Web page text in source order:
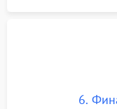
6.